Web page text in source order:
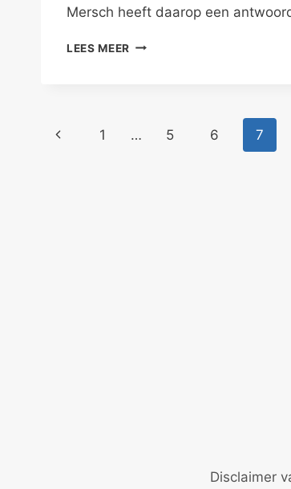
Mersch heeft daarop een
LEES MEER ONDERZOEK
Paginanavigatie
Vorige
1 … 5 6 7
Disclaimer